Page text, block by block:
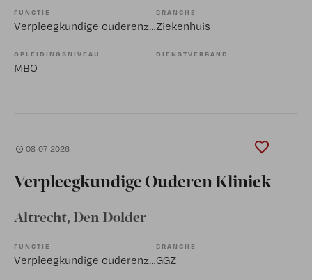
FUNCTIE
Verpleegkundige ouderenzorg
BRANCHE
Ziekenhuis
OPLEIDINGSNIVEAU
MBO
DIENSTVERBAND
08-07-2026
Verpleegkundige Ouderen Kliniek
Altrecht, Den Dolder
FUNCTIE
Verpleegkundige ouderenzorg
BRANCHE
GGZ